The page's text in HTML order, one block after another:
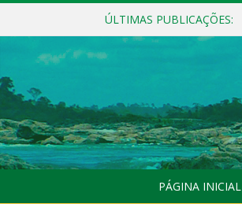
ÚLTIMAS PUBLICAÇÕES:
PÁGINA INICIAL